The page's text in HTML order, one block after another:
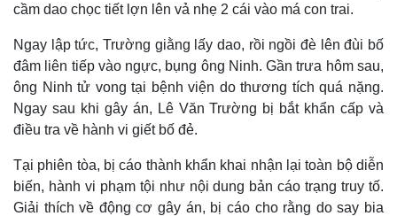
cầm dao chọc tiết lợn lên vả nhẹ 2 cái vào má con trai.
Ngay lập tức, Trường giằng lấy dao, rồi ngồi đè lên đùi bố
đâm liên tiếp vào ngực, bụng ông Ninh. Gần trưa hôm sau,
ông Ninh tử vong tại bệnh viện do thương tích quá nặng.
Ngay sau khi gây án, Lê Văn Trường bị bắt khẩn cấp và
điều tra về hành vi giết bố đẻ.
Tại phiên tòa, bị cáo thành khẩn khai nhận lại toàn bộ diễn
biến, hành vi phạm tội như nội dung bản cáo trạng truy tố.
Giải thích về động cơ gây án, bị cáo cho rằng do say bia